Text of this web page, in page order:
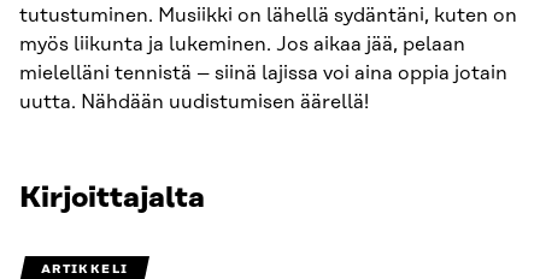
tutustuminen. Musiikki on lähellä sydäntäni, kuten on
myös liikunta ja lukeminen. Jos aikaa jää, pelaan
mielelläni tennistä – siinä lajissa voi aina oppia jotain
uutta. Nähdään uudistumisen äärellä!
Kirjoittajalta
ARTIKKELI